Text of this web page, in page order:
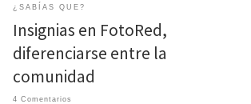
¿SABÍAS QUE?
Insignias en FotoRed,
diferenciarse entre la
comunidad
4 Comentarios